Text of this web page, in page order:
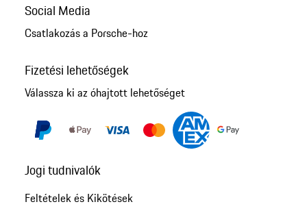
Social Media
Csatlakozás a Porsche-hoz
Fizetési lehetőségek
Válassza ki az óhajtott lehetőséget
Jogi tudnivalók
Feltételek és Kikötések